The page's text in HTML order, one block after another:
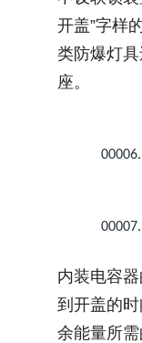
开盖”字样
类防爆灯
座。
00006.
00007.
内装电容
到开盖的
余能量所需